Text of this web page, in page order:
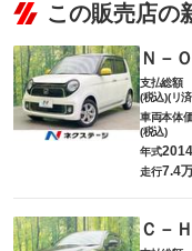
この販売店の
Ｎ－
支払総額
(税込)(リ
車両本体
(税込)
年式
走行7.4
Ｃ－